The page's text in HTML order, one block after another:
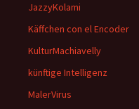
JazzyKolami
Käffchen con el Encoder
KulturMachiavelly
künftige Intelligenz
MalerVirus